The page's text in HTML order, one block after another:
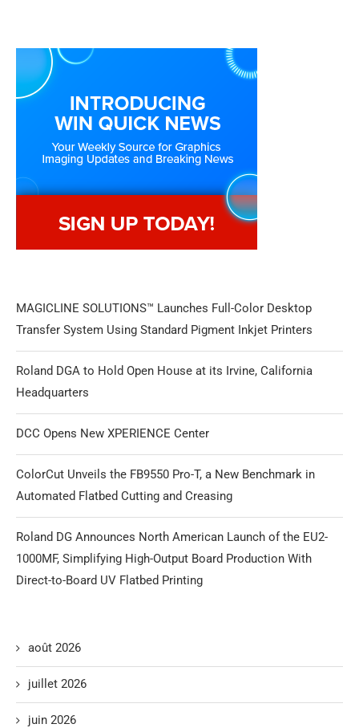
MAGICLINE SOLUTIONS™ Launches Full-Color Desktop
Transfer System Using Standard Pigment Inkjet Printers
Roland DGA to Hold Open House at its Irvine, California
Headquarters
DCC Opens New XPERIENCE Center
ColorCut Unveils the FB9550 Pro-T, a New Benchmark in
Automated Flatbed Cutting and Creasing
Roland DG Announces North American Launch of the EU2-
1000MF, Simplifying High-Output Board Production With
Direct-to-Board UV Flatbed Printing
août 2026
juillet 2026
juin 2026